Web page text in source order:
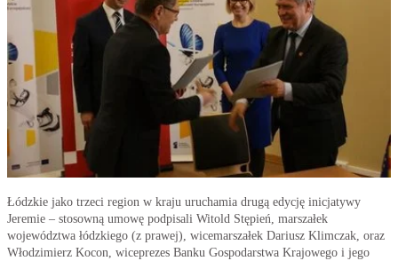
Łódzkie jako trzeci region w kraju uruchamia drugą edycję inicjatywy
Jeremie – stosowną umowę podpisali Witold Stępień, marszałek
województwa łódzkiego (z prawej), wicemarszałek Dariusz Klimczak, oraz
Włodzimierz Kocon, wiceprezes Banku Gospodarstwa Krajowego i jego